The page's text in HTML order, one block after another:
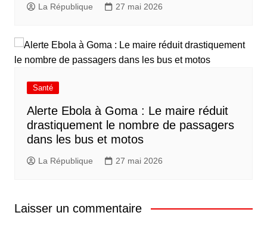
La République 27 mai 2026
Santé
Alerte Ebola à Goma : Le maire réduit
drastiquement le nombre de passagers
dans les bus et motos
La République 27 mai 2026
Laisser un commentaire